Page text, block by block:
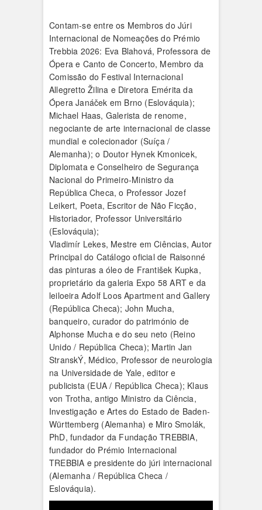
Contam-se entre os Membros do Júri
Internacional de Nomeações do Prémio
Trebbia 2026: Eva Blahová, Professora de
Ópera e Canto de Concerto, Membro da
Comissão do Festival Internacional
Allegretto Žilina e Diretora Emérita da
Ópera Janáček em Brno (Eslováquia);
Michael Haas, Galerista de renome,
negociante de arte internacional de classe
mundial e colecionador (Suíça /
Alemanha); o Doutor Hynek Kmonicek,
Diplomata e Conselheiro de Segurança
Nacional do Primeiro-Ministro da
República Checa, o Professor Jozef
Leikert, Poeta, Escritor de Não Ficção,
Historiador, Professor Universitário
(Eslováquia);
Vladimír Lekes, Mestre em Ciências, Autor
Principal do Catálogo oficial de Raisonné
das pinturas a óleo de František Kupka,
proprietário da galeria Expo 58 ART e da
leiloeira Adolf Loos Apartment and Gallery
(República Checa); John Mucha,
banqueiro, curador do património de
Alphonse Mucha e do seu neto (Reino
Unido / República Checa); Martin Jan
StranskÝ, Médico, Professor de neurologia
na Universidade de Yale, editor e
publicista (EUA / República Checa); Klaus
von Trotha, antigo Ministro da Ciência,
Investigação e Artes do Estado de Baden-
Württemberg (Alemanha) e Miro Smolák,
PhD, fundador da Fundação TREBBIA,
fundador do Prémio Internacional
TREBBIA e presidente do júri internacional
(Alemanha / República Checa /
Eslováquia).